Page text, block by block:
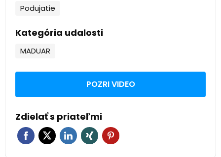
Podujatie
Kategória udalosti
MADUAR
POZRI VIDEO
Zdielať s priateľmi